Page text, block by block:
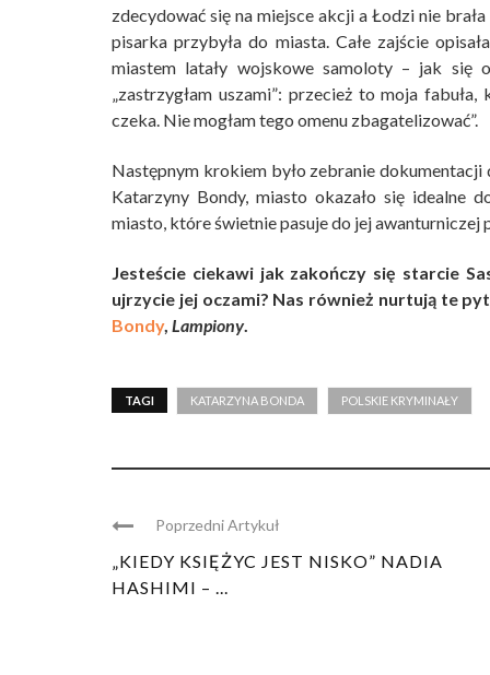
zdecydować się na miejsce akcji a Łodzi nie
pisarka przybyła do miasta. Całe zajście
miastem latały wojskowe samoloty – jak się
„zastrzygłam uszami”: przecież to moja
czeka. Nie mogłam tego omenu zbagatelizować”.
Następnym krokiem było zebranie
Katarzyny Bondy, miasto okazało się idealne
miasto, które świetnie pasuje do jej awanturniczej
Jesteście ciekawi jak zakończy się starcie
ujrzycie jej oczami? Nas również nurtują te
Bondy, Lampiony.
TAGI KATARZYNA BONDA POLSKIE KRYMINAŁY
Poprzedni Artykuł
„KIEDY KSIĘŻYC JEST NISKO” NADIA
HASHIMI – ...